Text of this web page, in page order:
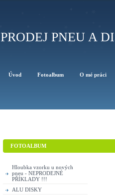
PRODEJ PNEU A
Úvod Fotoalbum O mé práci
FOTOALBUM
Hloubka vzorku u nových
pneu - NEPRODEJNÉ
PŘÍKLADY !!!
ALU DISKY